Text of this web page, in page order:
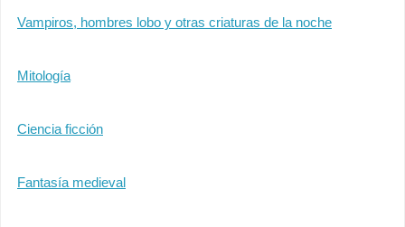
Vampiros, hombres lobo y otras criaturas de la noche
Mitología
Ciencia ficción
Fantasía medieval